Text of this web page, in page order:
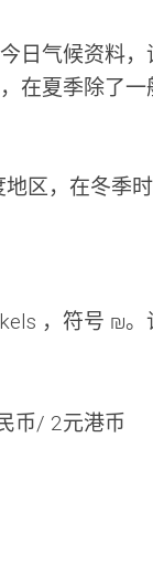
日气候资料，
在夏季除了
区，在冬季
，符号 ₪。
币/ 2元港币